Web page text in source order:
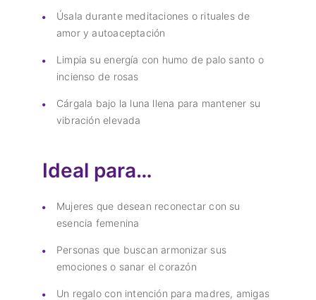
Úsala durante meditaciones o rituales de
amor y autoaceptación
Limpia su energía con humo de palo santo o
incienso de rosas
Cárgala bajo la luna llena para mantener su
vibración elevada
Ideal para…
Mujeres que desean reconectar con su
esencia femenina
Personas que buscan armonizar sus
emociones o sanar el corazón
Un regalo con intención para madres, amigas